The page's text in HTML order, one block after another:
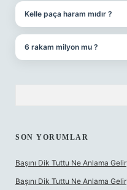
Kelle paça haram mıdır ?
6 rakam milyon mu ?
SON YORUMLAR
Başını Dik Tuttu Ne Anlama Gelir
Başını Dik Tuttu Ne Anlama Gelir